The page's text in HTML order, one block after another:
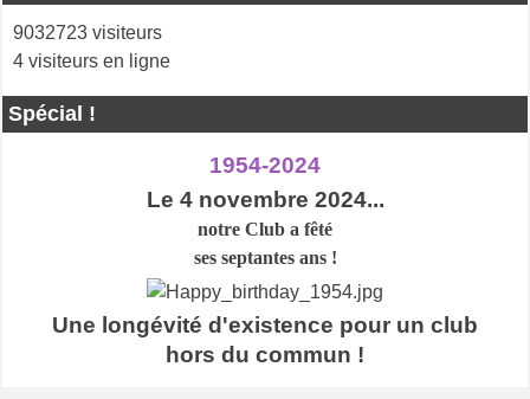
9032723 visiteurs
4 visiteurs en ligne
Spécial !
1954-2024
Le 4 novembre 2024...
notre Club a fêté
ses septantes ans !
Une longévité d'existence pour un club
hors du commun !